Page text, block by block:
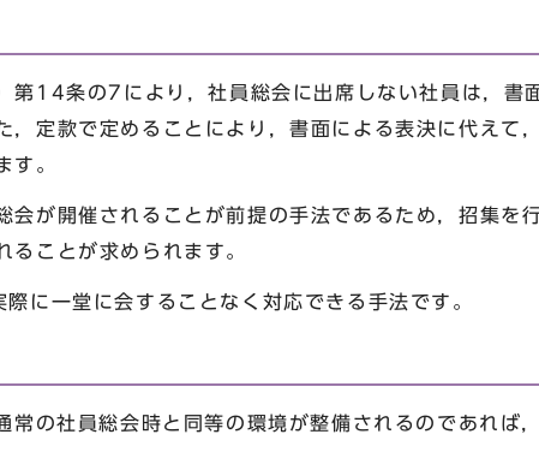
14条の7により，社員総会に出席しない社員は，書面
定款で定めることにより，書面による表決に代えて
す。
が開催されることが前提の手法であるため，招集を
ことが求められます。
に一堂に会することなく対応できる手法です。
の社員総会時と同等の環境が整備されるのであれば